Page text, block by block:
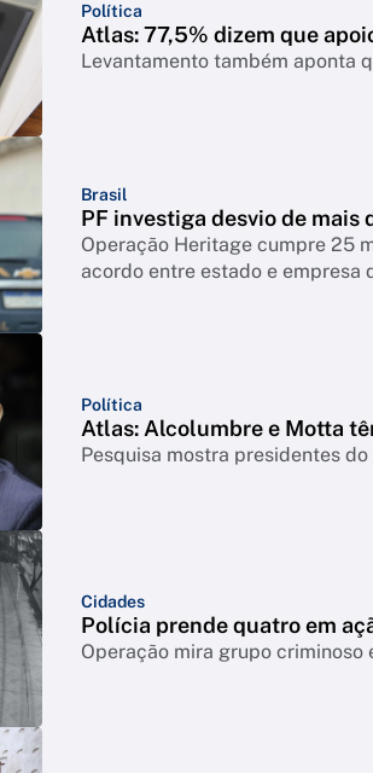
Política
Atlas: 77,5% dizem que
Levantamento também aponta
Brasil
PF investiga desvio de mais
Operação Heritage cumpre 25
acordo entre estado e empresa
Política
Atlas: Alcolumbre e Motta
Pesquisa mostra presidentes
Cidades
Polícia prende quatro em
Operação mira grupo